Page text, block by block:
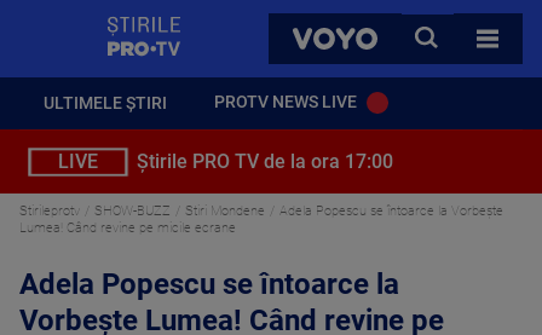
VOYO
CAUTA
TOATE
ULTIMELE ȘTIRI PROTV NEWS LIVE
LIVE Știrile PRO TV de la ora 17:00
Stirileprotv SHOW-BUZZ Stiri Mondene
Adela Popescu se întoarce la Vorbește
Lumea! Când revine pe micile ecrane
Adela Popescu se întoarce la
Vorbește Lumea! Când revine pe